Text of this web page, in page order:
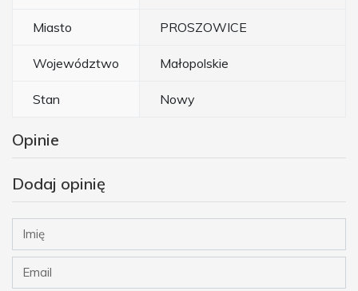
Miasto PROSZOWICE
Województwo Małopolskie
Stan Nowy
Opinie
Dodaj opinię